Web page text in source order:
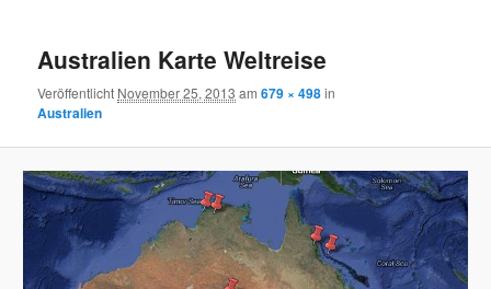
Australien Karte Weltreise
Veröffentlicht November 25, 2013 am679 × 498in
Australien